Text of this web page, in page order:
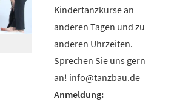
Kindertanzkurse an
anderen Tagen und zu
anderen Uhrzeiten.
Sprechen Sie uns gern
an! info@tanzbau.de